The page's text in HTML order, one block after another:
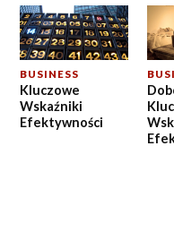
BUSINESS
Kluczowe
Wskaźniki
Efektywności